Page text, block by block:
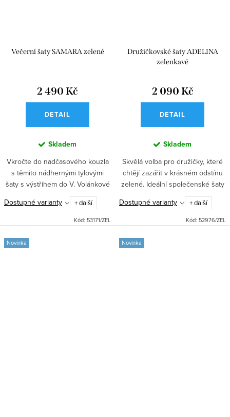
Večerní šaty SAMARA zelené
2 490 Kč
DETAIL
Skladem
Vkročte do nadčasového kouzla
s těmito nádhernými tylovými
šaty s výstřihem do V. Volánkové
rukávy dodávají nádech
romantiky, zatímco áčkový střih
lichotí každé postavě....
Dostupné varianty + další
Kód: 53171/ZEL
Družičkovské šaty ADELINA
zelenkavé
2 090 Kč
DETAIL
Skladem
Skvělá volba pro družičky, které
chtějí zazářit v krásném odstínu
zelené. Ideální společenské šaty
na ples, svatbu i další události.
Elegantní střih s přiléhavým
topem a dlouhou...
Dostupné varianty + další
Kód: 52976/ZEL
Novinka Novinka